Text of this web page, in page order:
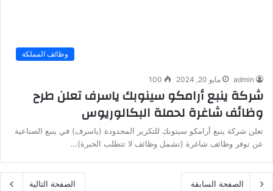
وظائف المملكة
admin مايو 20, 2024 100
شركة ينبع أرامكو سينوبك ياسرف تعلن طرح
وظائف شاغرة لحملة البكالوريوس
تعلن شركة ينبع أرامكو سينوبك للتكرير المحدودة (ياسرف) في ينبع الصناعية
عن توفر وظائف شاغرة (تشمل وظائف لا تتطلب الخبرة)…
الصفحة السابقة الصفحة التالية